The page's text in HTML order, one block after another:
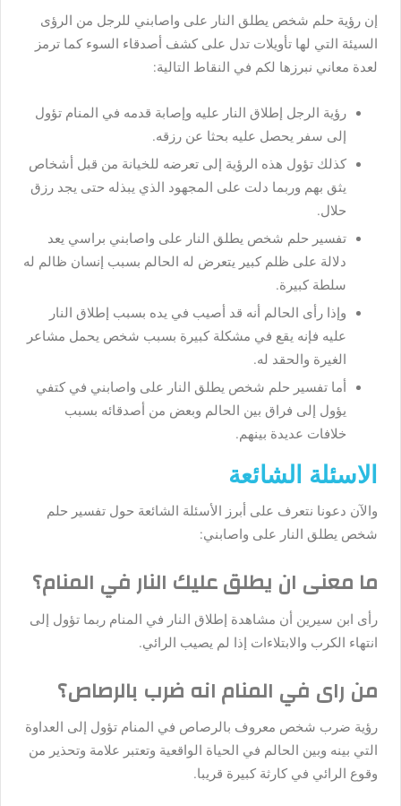
إن رؤية حلم شخص يطلق النار على واصابني للرجل من الرؤى
السيئة التي لها تأويلات تدل على كشف أصدقاء السوء كما ترمز
لعدة معاني نبرزها لكم في النقاط التالية:
رؤية الرجل إطلاق النار عليه وإصابة قدمه في المنام تؤول
إلى سفر يحصل عليه بحثا عن رزقه.
كذلك تؤول هذه الرؤية إلى تعرضه للخيانة من قبل أشخاص
يثق بهم وربما دلت على المجهود الذي يبذله حتى يجد رزق
حلال.
تفسير حلم شخص يطلق النار على واصابني براسي يعد
دلالة على ظلم كبير يتعرض له الحالم بسبب إنسان ظالم له
سلطة كبيرة.
وإذا رأى الحالم أنه قد أصيب في يده بسبب إطلاق النار
عليه فإنه يقع في مشكلة كبيرة بسبب شخص يحمل مشاعر
الغيرة والحقد له.
أما تفسير حلم شخص يطلق النار على واصابني في كتفي
يؤول إلى فراق بين الحالم وبعض من أصدقائه بسبب
خلافات عديدة بينهم.
الاسئلة الشائعة
والآن دعونا نتعرف على أبرز الأسئلة الشائعة حول تفسير حلم
شخص يطلق النار على واصابني:
ما معنى ان يطلق عليك النار في المنام؟
رأى ابن سيرين أن مشاهدة إطلاق النار في المنام ربما تؤول إلى
انتهاء الكرب والابتلاءات إذا لم يصيب الرائي.
من راى في المنام انه ضرب بالرصاص؟
رؤية ضرب شخص معروف بالرصاص في المنام تؤول إلى العداوة
التي بينه وبين الحالم في الحياة الواقعية وتعتبر علامة وتحذير من
وقوع الرائي في كارثة كبيرة قريبا.